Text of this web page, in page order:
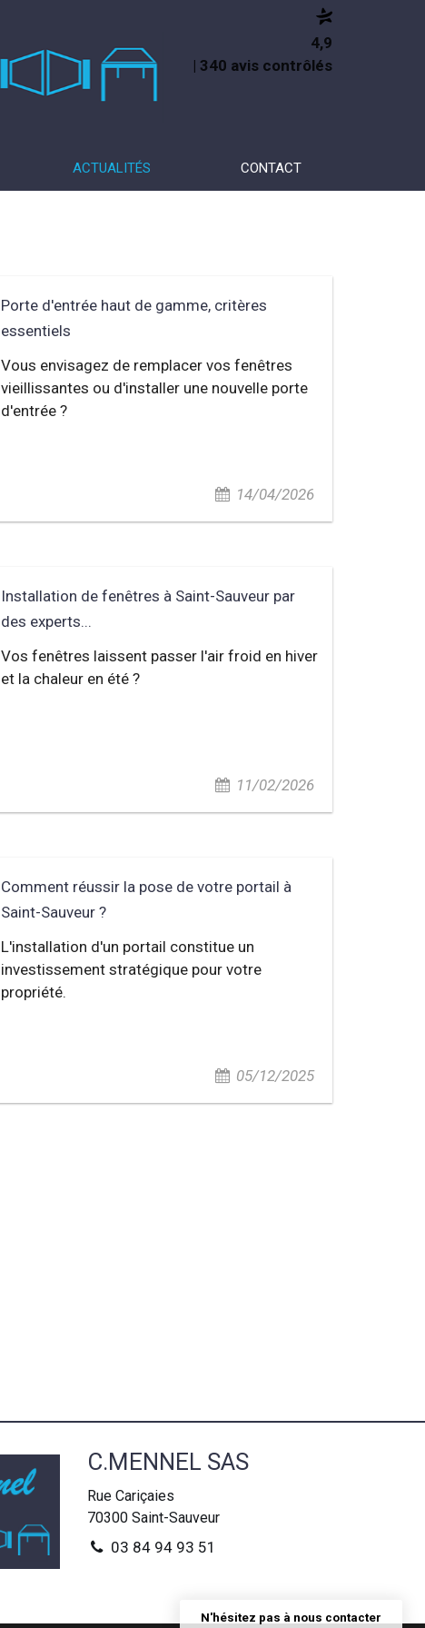
N'hésitez pas à nous contacter
4,9
| 340 avis contrôlés
ACTUALITÉS CONTACT
Porte d'entrée haut de gamme, critères
essentiels
Vous envisagez de remplacer vos fenêtres
vieillissantes ou d'installer une nouvelle porte
d'entrée ?
14/04/2026
Installation de fenêtres à Saint-Sauveur par
des experts...
Vos fenêtres laissent passer l'air froid en hiver
et la chaleur en été ?
11/02/2026
Comment réussir la pose de votre portail à
Saint-Sauveur ?
L'installation d'un portail constitue un
investissement stratégique pour votre
propriété.
05/12/2025
C.MENNEL SAS
Rue Cariçaies
70300 Saint-Sauveur
03 84 94 93 51